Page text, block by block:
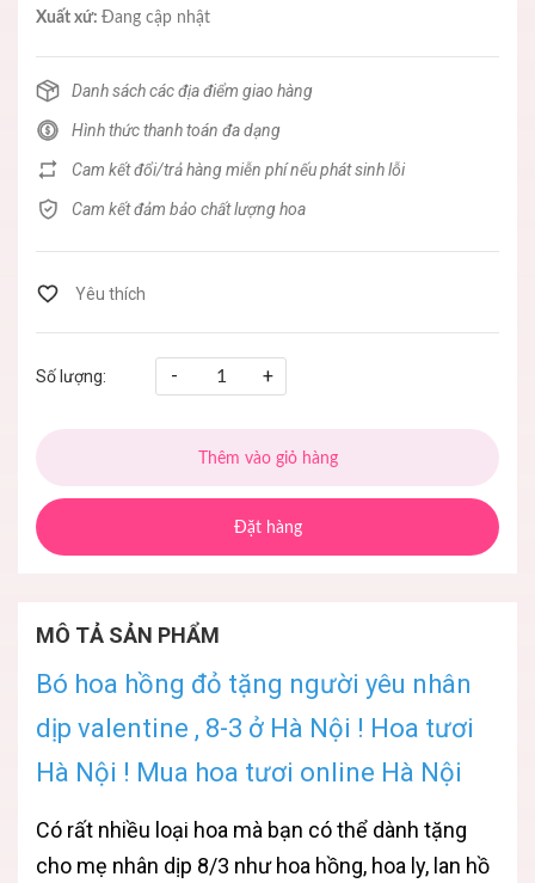
Xuất xứ: Đang cập nhật
Danh sách các địa điểm giao hàng
Hình thức thanh toán đa dạng
Cam kết đổi/trả hàng miễn phí nếu phát sinh lỗi
Cam kết đảm bảo chất lượng hoa
Số lượng: - +
Thêm vào giỏ hàng
Đặt hàng
MÔ TẢ SẢN PHẨM
Bó hoa hồng đỏ tặng người yêu nhân
dịp valentine , 8-3 ở Hà Nội ! Hoa tươi
Hà Nội ! Mua hoa tươi online Hà Nội
Có rất nhiều loại hoa mà bạn có thể dành tặng
cho mẹ nhân dịp 8/3 như hoa hồng, hoa ly, lan hồ